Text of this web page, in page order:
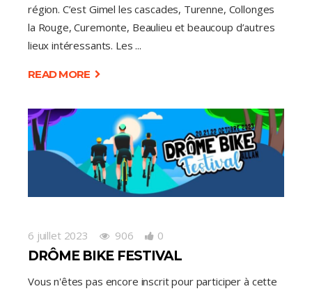
région. C’est Gimel les cascades, Turenne, Collonges
la Rouge, Curemonte, Beaulieu et beaucoup d’autres
lieux intéressants. Les
READ MORE
6 juillet 2023 906 0
DRÔME BIKE FESTIVAL
Vous n'êtes pas encore inscrit pour participer à cette